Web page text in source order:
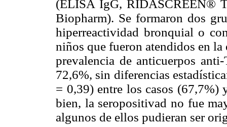
(ELISA IgG, RIDASCREEN®
Biopharm). Se formaron dos
hiperreactividad bronquial o
niños que fueron atendidos en la
prevalencia de anticuerpos
72,6%, sin diferencias
= 0,39) entre los casos
bien, la seropositivad no fue
algunos de ellos pudieran ser